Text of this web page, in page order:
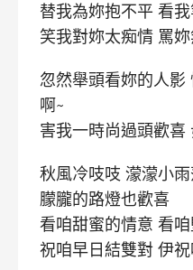
替我為妳抱不平 看
笑我對妳太痴情 罵
忽然舉頭看妳的人影
啊~
害我一時尚過頭歡喜
秋風冷吱吱 濛濛小
朦朧的路燈也歡喜
看咱甜蜜的情意 看
祝咱早日結雙對 伊